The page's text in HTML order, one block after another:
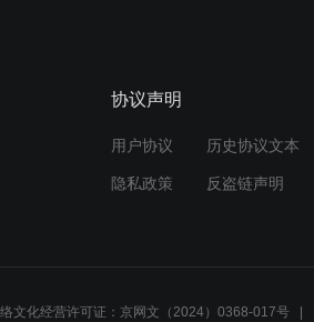
协议声明
用户协议 历史协议文本
隐私政策 反盗链声明
文化经营许可证：京网文（2024）0368-017号